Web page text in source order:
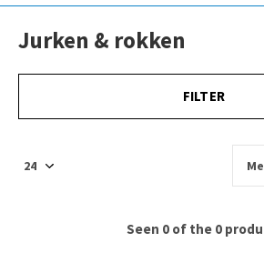
Jurken & rokken
FILTER
Seen 0 of the 0